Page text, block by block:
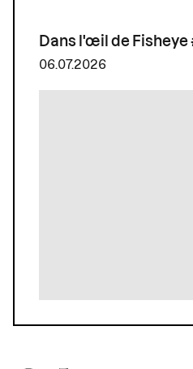
Dans l'œil de Fisheye
06.07.2026